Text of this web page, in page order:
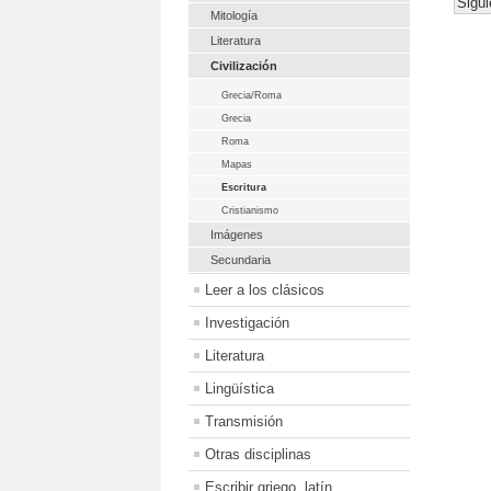
Mitología
Literatura
Civilización
Grecia/Roma
Grecia
Roma
Mapas
Escritura
Cristianismo
Imágenes
Secundaria
Leer a los clásicos
Investigación
Literatura
Lingüística
Transmisión
Otras disciplinas
Escribir griego, latín